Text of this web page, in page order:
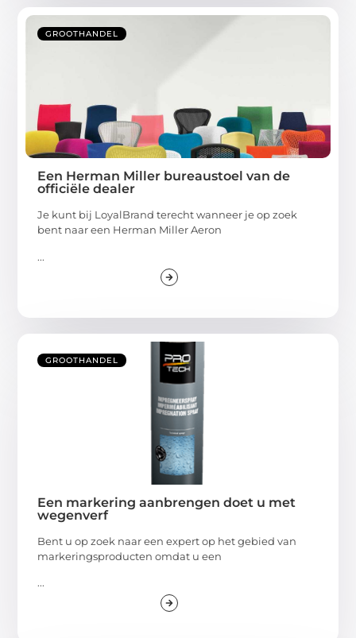
GROOTHANDEL
Een Herman Miller bureaustoel van de
officiële dealer
Je kunt bij LoyalBrand terecht wanneer je op zoek
bent naar een Herman Miller Aeron
...
GROOTHANDEL
Een markering aanbrengen doet u met
wegenverf
Bent u op zoek naar een expert op het gebied van
markeringsproducten omdat u een
...